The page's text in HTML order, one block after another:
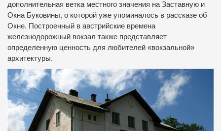
дополнительная ветка местного значения на Заставную и
Окна Буковины, о которой уже упоминалось в рассказе об
Окне. Построенный в австрийские времена
железнодорожный вокзал также представляет
определенную ценность для любителей «вокзальной»
архитектуры.